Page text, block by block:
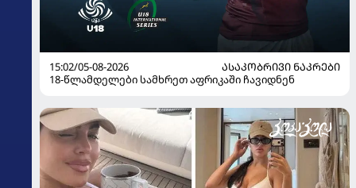
15:02/05-08-2026
ᲐᲡᲐᲙᲝᲑᲠᲘᲕᲘ ᲜᲐᲙᲠᲔᲑᲘ
18-წლამდელები სამხრეთ აფრიკაში ჩავიდნენ